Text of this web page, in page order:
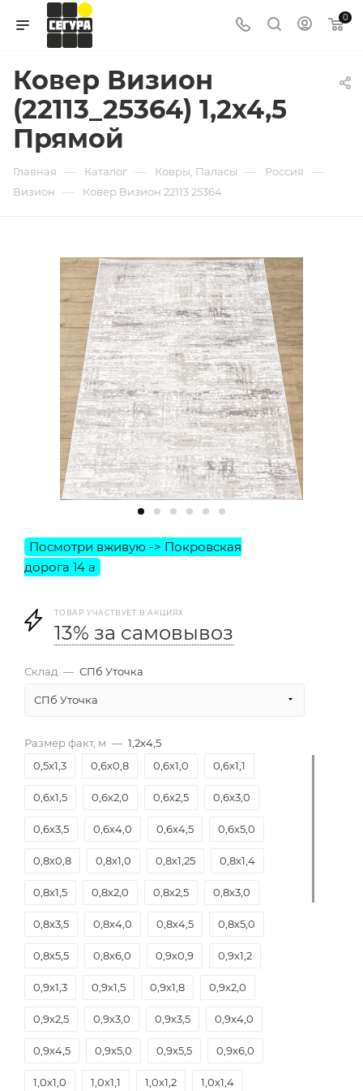
0
Ковер Визион
(22113_25364) 1,2х4,5
Прямой
Главная — Каталог — Ковры, Паласы — Россия —
Визион — Ковер Визион 22113 25364
ТОВАР УЧАСТВУЕТ В АКЦИЯХ
13% за самовывоз
Склад — СПб Уточка
СПб Уточка
Размер факт, м — 1,2х4,5
0,5х1,3
0,6х0,8 0,6х1,0 0,6х1,1
0,6х1,5 0,6х2,0 0,6х2,5 0,6х3,0
0,6х3,5 0,6х4,0 0,6х4,5 0,6х5,0
0,8х0,8 0,8х1,0 0,8х1,25 0,8х1,4
0,8х1,5 0,8х2,0 0,8х2,5 0,8х3,0
0,8х3,5 0,8х4,0 0,8х4,5 0,8х5,0
0,8х5,5 0,8х6,0 0,9х0,9 0,9х1,2
0,9х1,3 0,9х1,5 0,9х1,8 0,9х2,0
0,9х2,5 0,9х3,0 0,9х3,5 0,9х4,0
0,9х4,5 0,9х5,0 0,9х5,5 0,9х6,0
1,0х1,0 1,0х1,1 1,0х1,2 1,0х1,4